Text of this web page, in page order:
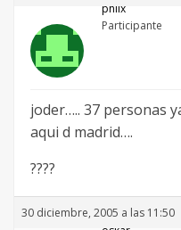
philx
Participante
joder….. 37 personas
aqui d madrid….
????
30 diciembre, 2005 a las 11:50